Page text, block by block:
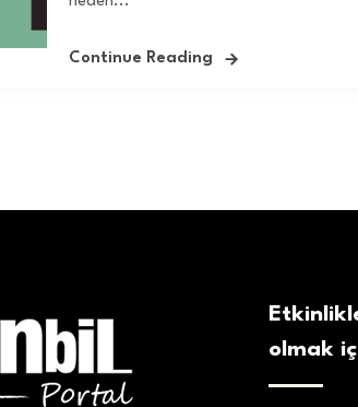
Continue Reading
olmak